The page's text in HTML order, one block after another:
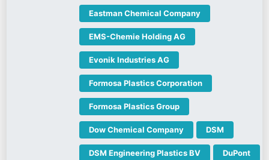
Eastman Chemical Company
EMS-Chemie Holding AG
Evonik Industries AG
Formosa Plastics Corporation
Formosa Plastics Group
Dow Chemical Company DSM
DSM Engineering Plastics BV DuPont